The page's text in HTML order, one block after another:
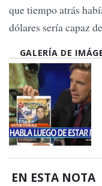
que tiempo atrás
dólares sería capaz
GALERÍA DE
EN ESTA NOTA